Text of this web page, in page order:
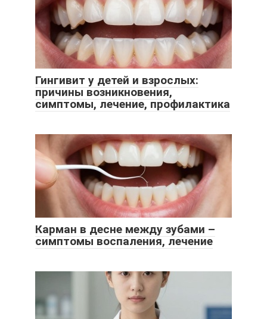
Гингивит у детей и взрослых:
причины возникновения,
симптомы, лечение, профилактика
Карман в десне между зубами –
симптомы воспаления, лечение